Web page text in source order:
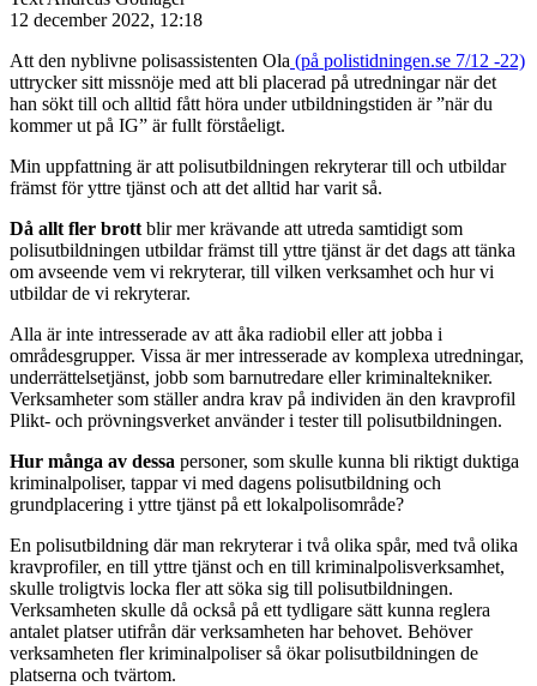
12 december 2022, 12:18
Att den nyblivne polisassistenten Ola (på polistidningen.se 7/12 -22)
uttrycker sitt missnöje med att bli placerad på utredningar när det
han sökt till och alltid fått höra under utbildningstiden är ”när du
kommer ut på IG” är fullt förståeligt.
Min uppfattning är att polisutbildningen rekryterar till och utbildar
främst för yttre tjänst och att det alltid har varit så.
Då allt fler brott blir mer krävande att utreda samtidigt som
polisutbildningen utbildar främst till yttre tjänst är det dags att tänka
om avseende vem vi rekryterar, till vilken verksamhet och hur vi
utbildar de vi rekryterar.
Alla är inte intresserade av att åka radiobil eller att jobba i
områdesgrupper. Vissa är mer intresserade av komplexa utredningar,
underrättelsetjänst, jobb som barnutredare eller kriminaltekniker.
Verksamheter som ställer andra krav på individen än den kravprofil
Plikt- och prövningsverket använder i tester till polisutbildningen.
Hur många av dessa personer, som skulle kunna bli riktigt duktiga
kriminalpoliser, tappar vi med dagens polisutbildning och
grundplacering i yttre tjänst på ett lokalpolisområde?
En polisutbildning där man rekryterar i två olika spår, med två olika
kravprofiler, en till yttre tjänst och en till kriminalpolisverksamhet,
skulle troligtvis locka fler att söka sig till polisutbildningen.
Verksamheten skulle då också på ett tydligare sätt kunna reglera
antalet platser utifrån där verksamheten har behovet. Behöver
verksamheten fler kriminalpoliser så ökar polisutbildningen de
platserna och tvärtom.